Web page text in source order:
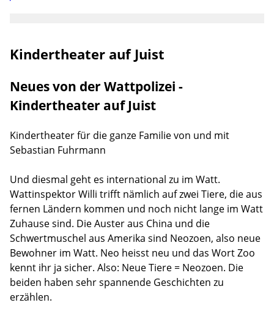
Kindertheater auf Juist
Neues von der Wattpolizei -
Kindertheater auf Juist
Kindertheater für die ganze Familie von und mit
Sebastian Fuhrmann
Und diesmal geht es international zu im Watt.
Wattinspektor Willi trifft nämlich auf zwei Tiere, die aus
fernen Ländern kommen und noch nicht lange im Watt
Zuhause sind. Die Auster aus China und die
Schwertmuschel aus Amerika sind Neozoen, also neue
Bewohner im Watt. Neo heisst neu und das Wort Zoo
kennt ihr ja sicher. Also: Neue Tiere = Neozoen. Die
beiden haben sehr spannende Geschichten zu
erzählen.